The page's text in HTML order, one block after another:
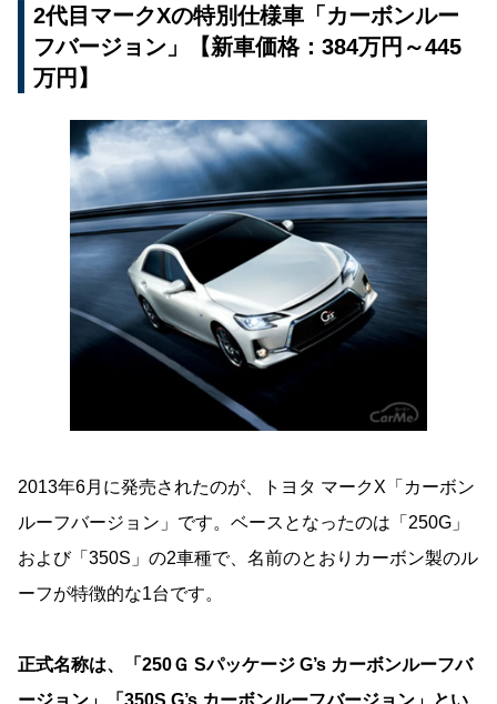
2代目マークXの特別仕様車「カーボンルー
フバージョン」【新車価格：384万円～445
万円】
2013年6月に発売されたのが、トヨタ マークX「カーボン
ルーフバージョン」です。ベースとなったのは「250G」
および「350S」の2車種で、名前のとおりカーボン製のル
ーフが特徴的な1台です。
正式名称は、「250Ｇ Sパッケージ G’s カーボンルーフバ
ージョン」「350S G’s カーボンルーフバージョン」とい